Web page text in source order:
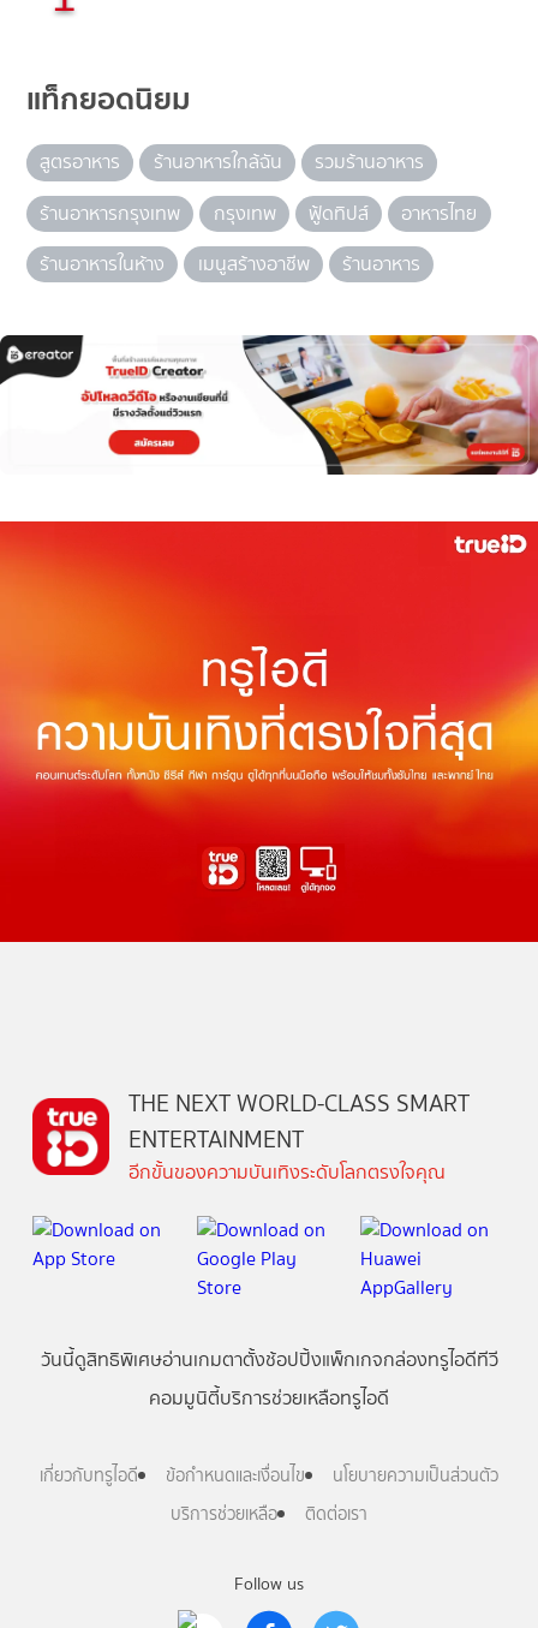
แท็กยอดนิยม
สูตรอาหาร ร้านอาหารใกล้ฉัน
รวมร้านอาหาร
ร้านอาหารกรุงเทพ
กรุงเทพ ฟู้ดทิปส์
อาหารไทย
ร้านอาหารในห้าง
เมนูสร้างอาชีพ ร้านอาหาร
Follow us
THE NEXT WORLD-CLASS SMART
ENTERTAINMENT
อีกขั้นของความบันเทิงระดับโลกตรงใจคุณ
วันนี้ดูสิทธิพิเศษอ่านเกมตาตั้งช้อปปิ้งแพ็กเกจกล่องทรูไอดีทีวี
คอมมูนิตี้บริการช่วยเหลือทรูไอดี
เกี่ยวกับทรูไอดี ข้อกำหนดและเงื่อนไข
นโยบายความเป็นส่วนตัว
บริการช่วยเหลือ
ติดต่อเรา